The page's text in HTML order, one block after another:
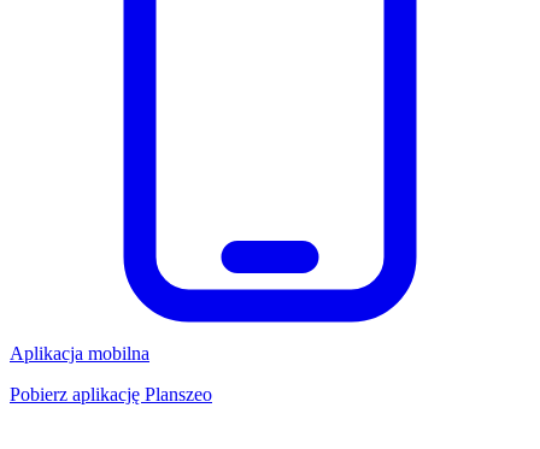
Aplikacja mobilna
Pobierz aplikację Planszeo